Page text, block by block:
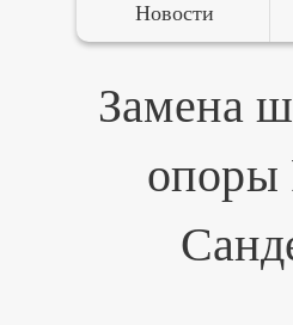
Новости
Замена
опоры